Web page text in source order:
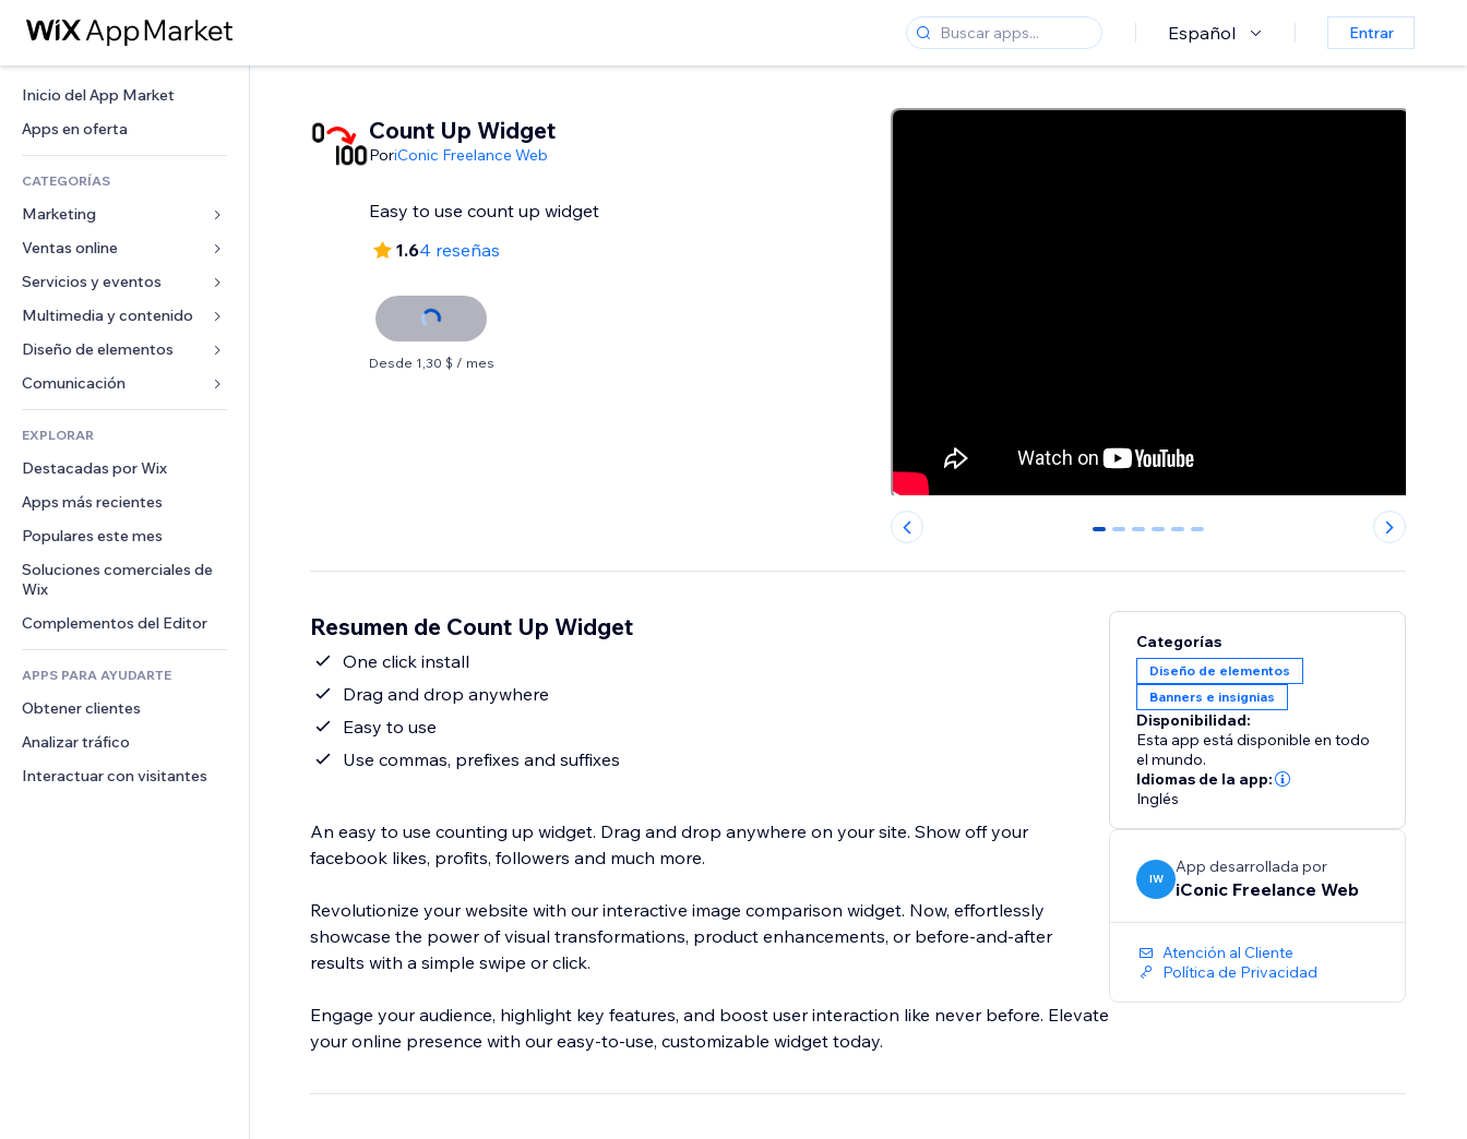
Español Entrar
Inicio del App Market
Apps en oferta
CATEGORÍAS
Marketing
Anuncios
Móvil
Analíticas
Anuncios del sitio
Email
Ventas online
Apps para tiendas
Envíos y entregas
Botones de venta
Contabilidad
Cupones y fidelización
Almacenamiento de mercancía
Crowdfunding
Alimentos y bebidas
Servicios y eventos
Hoteles
Eventos
Restaurantes
Inmobiliarias
Reservas
Multimedia y contenido
Galerías
Música
Pódcast
Fotografía
Video
PDF
Compartir archivos
Noticias
Servicios de contenido
Efectos de texto
Diseño de elementos
Mapas y navegación
Privacidad y seguridad
Reloj
Plantillas para páginas
Efectos de imágenes
Botones y menús
Banners e insignias
Calculadoras
Buscar
Formularios
Encuestas
Chat
Comentarios
Teléfono
Comunidad
Reseñas y testimonios
EXPLORAR
Destacadas por Wix
Apps más recientes
Populares este mes
Soluciones comerciales de
Wix
Complementos del Editor
APPS PARA AYUDARTE
Obtener clientes
Analizar tráfico
Interactuar con visitantes
Count Up Widget
PoriConic Freelance Web
Easy to use count up widget
1.64 reseñas
Desde 1,30 $ / mes
0 1 2 3 4 5
Resumen de Count Up Widget
One click install
Drag and drop anywhere
Easy to use
Use commas, prefixes and suffixes
An easy to use counting up widget. Drag and drop anywhere on your site. Show off your
facebook likes, profits, followers and much more.
Revolutionize your website with our interactive image comparison widget. Now, effortlessly
showcase the power of visual transformations, product enhancements, or before-and-after
results with a simple swipe or click.
Engage your audience, highlight key features, and boost user interaction like never before. Elevate
your online presence with our easy-to-use, customizable widget today.
Categorías
Diseño de elementos
Banners e insignias
Disponibilidad:
Esta app está disponible en todo
el mundo.
Idiomas de la app:
Inglés
IW
App desarrollada por
iConic Freelance Web
Atención al Cliente
Política de Privacidad